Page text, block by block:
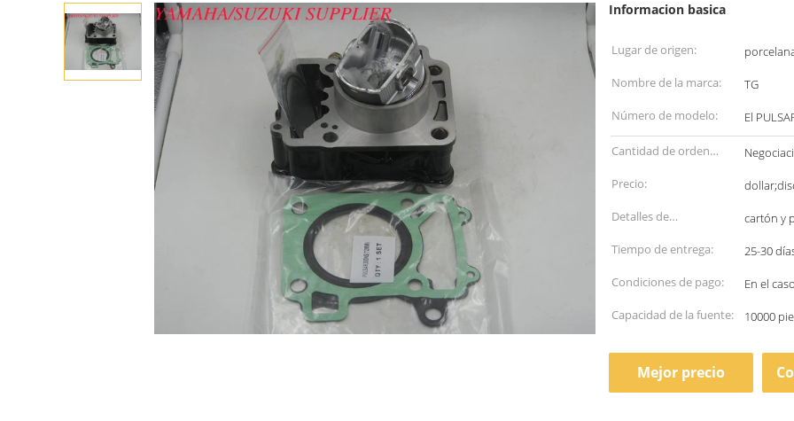
Informacion basica
Lugar de origen:
Nombre de la marca:
TG
Número de modelo:
El
Cantidad de orden
mínima:
Precio:
Detalles de
empaquetado:
cartón y
Tiempo de entrega:
25-30
Condiciones de pago:
En el
Capacidad de la fuente:
10000
Mejor precio